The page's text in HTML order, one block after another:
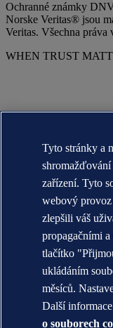
Ochranné známky
Norske Veritas® jsou
Veritas. Všechna práva
WHEN TRUST
Tyto stránky a
zařízení. Tyto
webový
zlepšili váš
propagačními
tlačítko
ukládáním
měsíců.
Další
o souborech